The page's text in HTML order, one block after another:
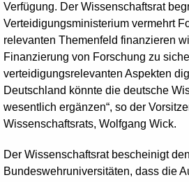
Verfügung. Der Wissenschaftsrat
Verteidigungsministerium vermehrt
relevanten Themenfeld finanzieren
Finanzierung von Forschung zu
verteidigungsrelevanten Aspekten
Deutschland könnte die deutsche
wesentlich ergänzen“, so der
Wissenschaftsrats, Wolfgang Wick.
Der Wissenschaftsrat bescheinigt den
Bundeswehruniversitäten, dass die